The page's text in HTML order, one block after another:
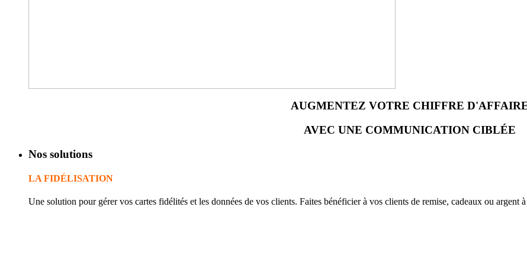
AUGMENTEZ VOTRE CHIFFRE
AVEC UNE COMMUNICATION CIBLÉE
Nos solutions
LA FIDÉLISATION
Une solution pour gérer vos cartes fidélités et les données de vos clients. Faites bénéficier à vos clients de remise, cadeaux ou argent